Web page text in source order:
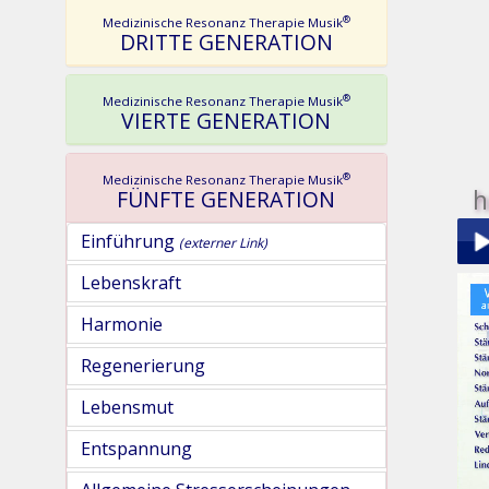
Medizinische Resonanz Therapie Musik®
DRITTE GENERATION
Medizinische Resonanz Therapie Musik®
VIERTE GENERATION
Medizinische Resonanz Therapie Musik®
FÜNFTE GENERATION
Einführung (externer Link)
Lebenskraft
Harmonie
Regenerierung
Lebensmut
Entspannung